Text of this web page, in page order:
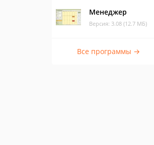
Менеджер
Версия: 3.08 (12.7 МБ)
Все программы →